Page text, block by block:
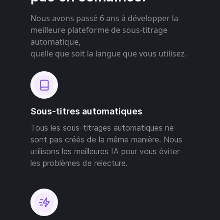
Nous avons passé 6 ans à développer la
meilleure plateforme de sous-titrage
automatique,
quelle que soit la langue que vous utilisez.
Sous-titres automatiques
Tous les sous-titrages automatiques ne
sont pas créés de la même manière. Nous
utilisons les meilleures IA pour vous éviter
les problèmes de relecture.